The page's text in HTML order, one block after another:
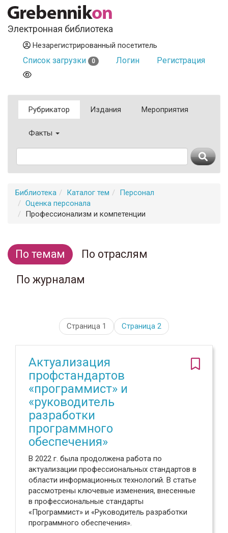
Электронная библиотека
Незарегистрированный посетитель
Список загрузки 0 Логин Регистрация
Рубрикатор Издания Мероприятия
Факты
Библиотека Каталог тем
Персонал
Оценка персонала
Профессионализм и компетенции
По темам
По отраслям
По журналам
Страница 1 Страница 2
Актуализация
профстандартов
«программист» и
«руководитель
разработки
программного
обеспечения»
В 2022 г. была продолжена работа по
актуализации профессиональных стандартов в
области информационных технологий. В статье
рассмотрены ключевые изменения, внесенные
в профессиональные стандарты
«Программист» и «Руководитель разработки
программного обеспечения».